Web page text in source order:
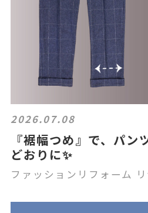
2026.07.08
『裾幅つめ』で、パン
どおりに✨
ファッションリフォーム